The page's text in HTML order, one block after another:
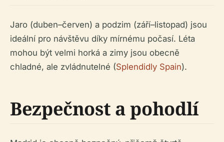
Jaro (duben–červen) a podzim (září–listopad) jsou
ideální pro návštěvu díky mírnému počasí. Léta
mohou být velmi horká a zimy jsou obecně
chladné, ale zvládnutelné (Splendidly Spain).
Bezpečnost a pohodlí